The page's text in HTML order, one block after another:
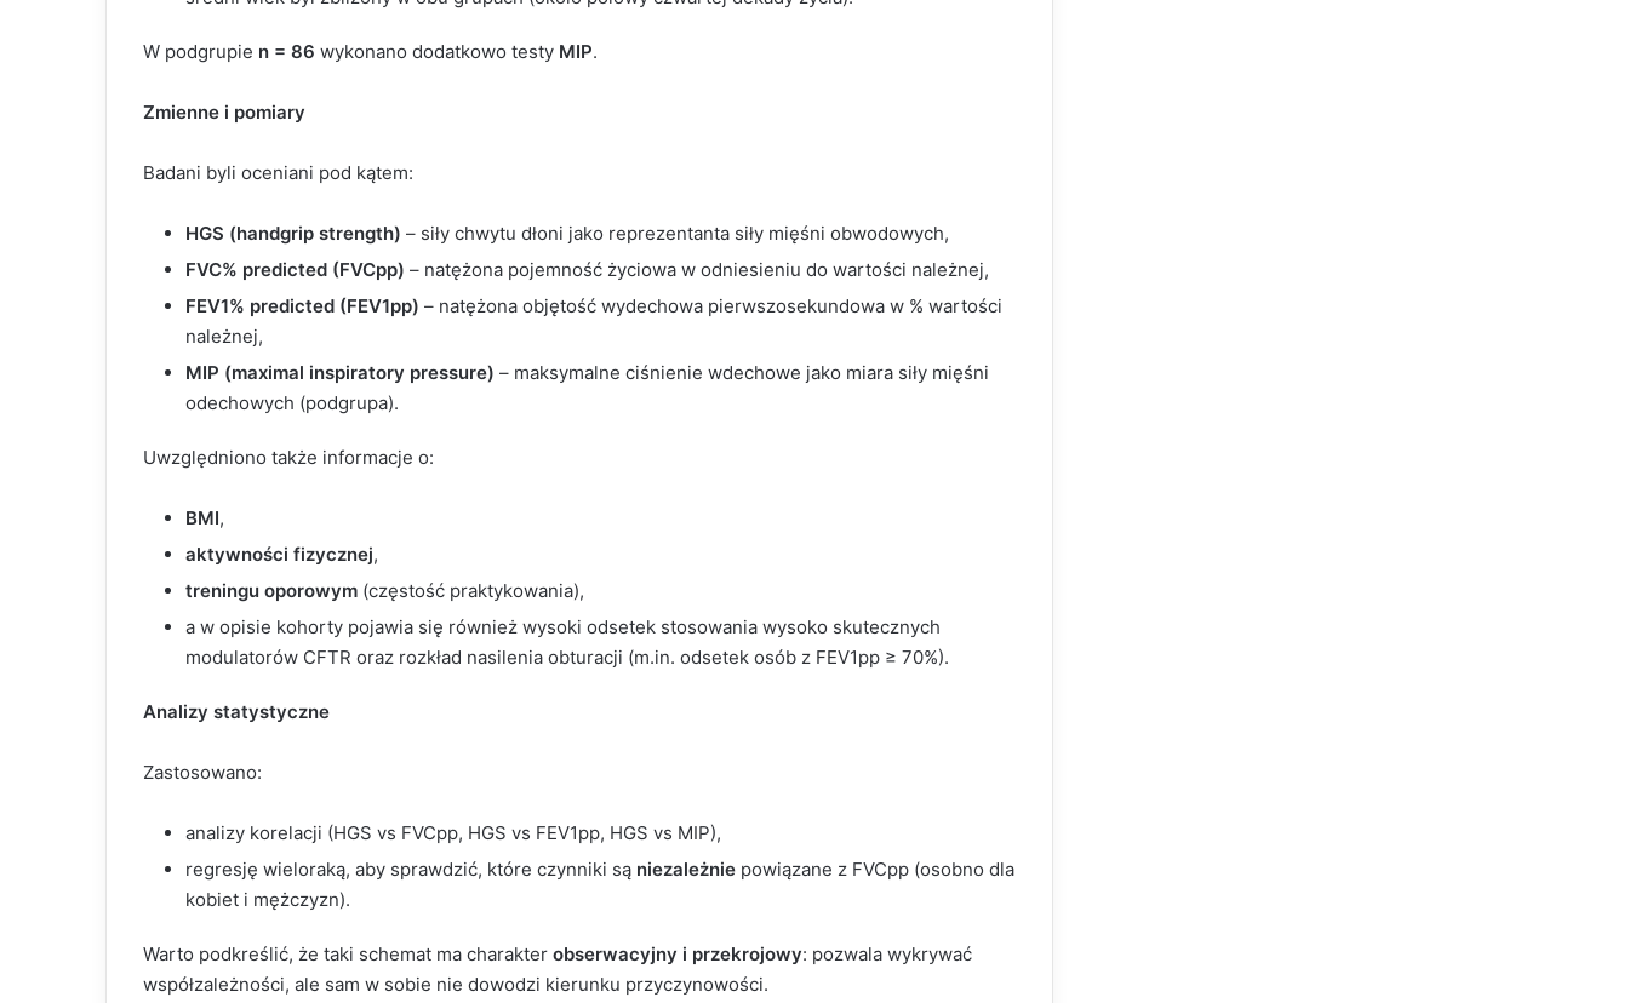
W podgrupie n = 86 wykonano dodatkowo testy MIP.
Zmienne i pomiary
Badani byli oceniani pod kątem:
HGS (handgrip strength) – siły chwytu dłoni jako reprezentanta siły mięśni obwodowych,
FVC% predicted (FVCpp) – natężona pojemność życiowa w odniesieniu do wartości należnej,
FEV1% predicted (FEV1pp) – natężona objętość wydechowa pierwszosekundowa w % wartości
należnej,
MIP (maximal inspiratory pressure) – maksymalne ciśnienie wdechowe jako miara siły mięśni
odechowych (podgrupa).
Uwzględniono także informacje o:
BMI,
aktywności fizycznej,
treningu oporowym (częstość praktykowania),
a w opisie kohorty pojawia się również wysoki odsetek stosowania wysoko skutecznych
modulatorów CFTR oraz rozkład nasilenia obturacji (m.in. odsetek osób z FEV1pp ≥ 70%).
Analizy statystyczne
Zastosowano:
analizy korelacji (HGS vs FVCpp, HGS vs FEV1pp, HGS vs MIP),
regresję wieloraką, aby sprawdzić, które czynniki są niezależnie powiązane z FVCpp (osobno dla
kobiet i mężczyzn).
Warto podkreślić, że taki schemat ma charakter obserwacyjny i przekrojowy: pozwala wykrywać
współzależności, ale sam w sobie nie dowodzi kierunku przyczynowości.